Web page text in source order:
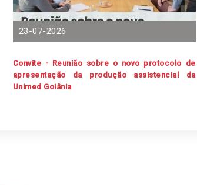
23-07-2026
Convite - Reunião sobre o novo protocolo de
apresentação da produção assistencial da
Unimed Goiânia